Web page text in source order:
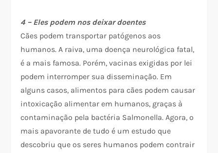
4 – Eles podem nos deixar doentes
Cães podem transportar patógenos aos
humanos. A raiva, uma doença neurológica fatal,
é a mais famosa. Porém, vacinas exigidas por lei
podem interromper sua disseminação. Em
alguns casos, alimentos para cães podem causar
intoxicação alimentar em humanos, graças à
contaminação pela bactéria Salmonella. Agora, o
mais apavorante de tudo é um estudo que
descobriu que os seres humanos podem contrair